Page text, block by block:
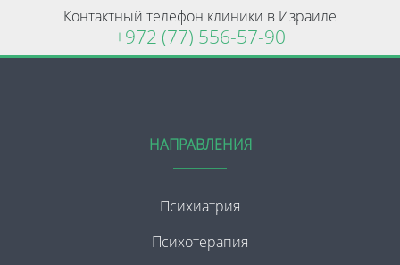
Контактный телефон клиники в Израиле
+972 (77) 556-57-90
НАПРАВЛЕНИЯ
Психиатрия
Психотерапия